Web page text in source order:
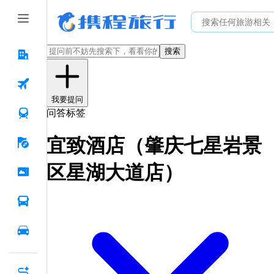
搜索
我要提问
问答标签
宜致酒店（肇庆七星岩景
区星湖大道店）